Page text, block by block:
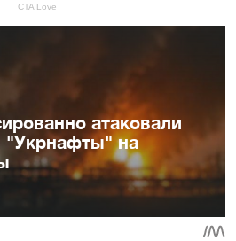
атаковали
"Укрнафты" на